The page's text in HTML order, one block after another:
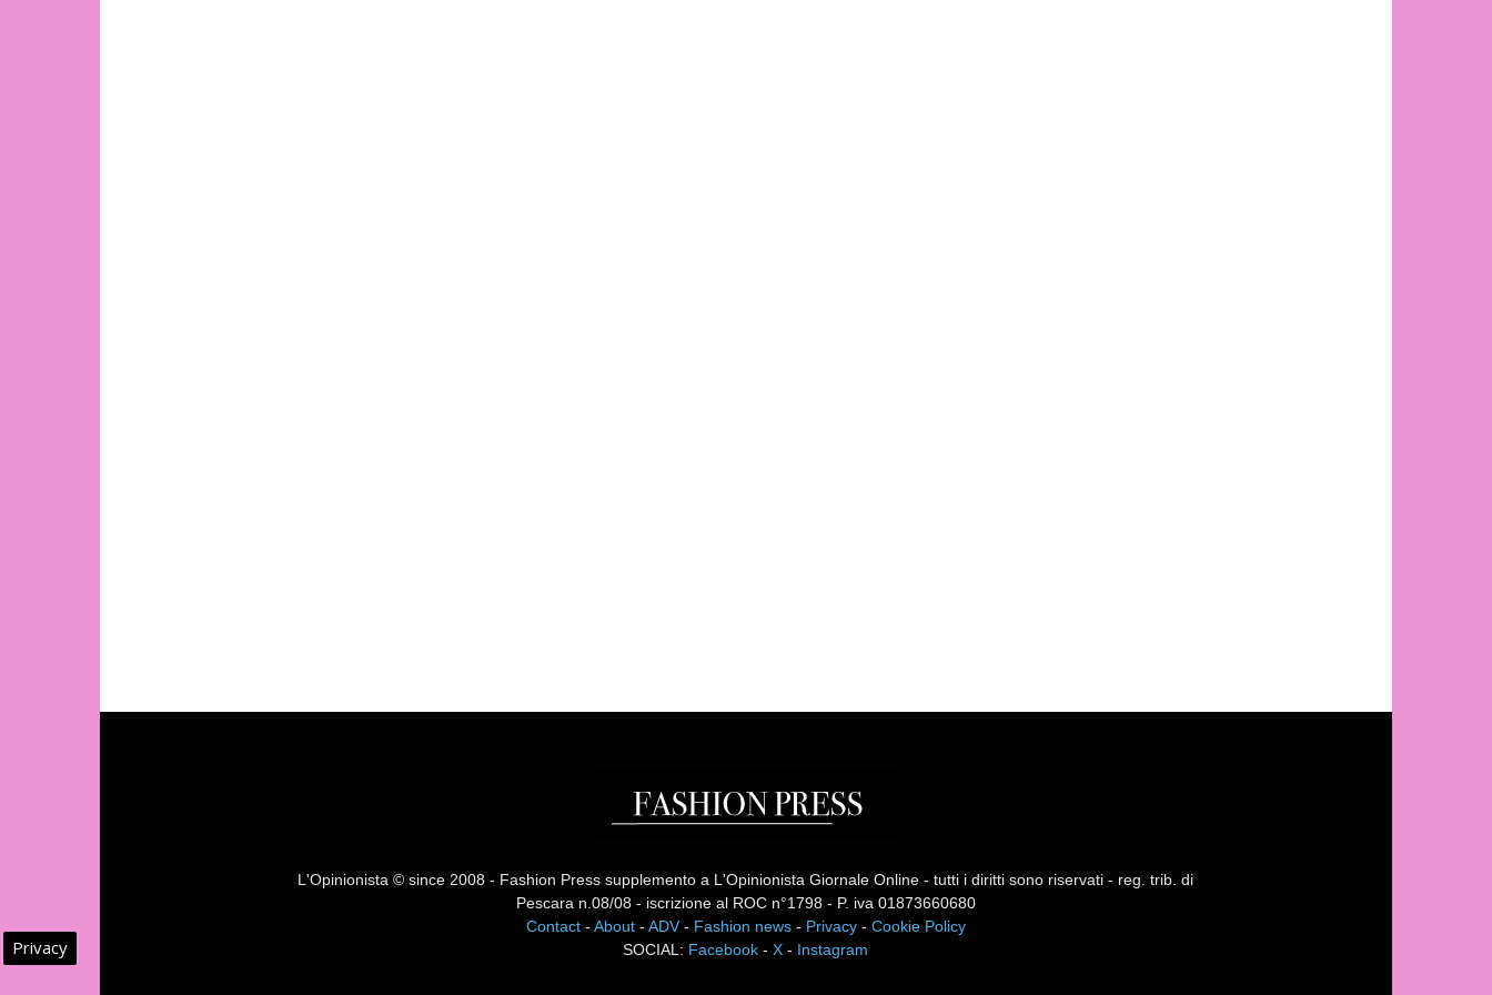
L'Opinionista © since 2008 - Fashion Press supplemento a L'Opinionista Giornale Online - tutti i diritti sono riservati - reg. trib. di
Pescara n.08/08 - iscrizione al ROC n°1798 - P. iva 01873660680
Contact- About- ADV- Fashion news- Privacy- Cookie Policy
SOCIAL: Facebook -X - Instagram
Privacy